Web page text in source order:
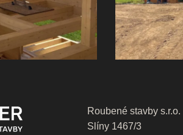
Roubené stavby s.r.o.
Slíny 1467/3